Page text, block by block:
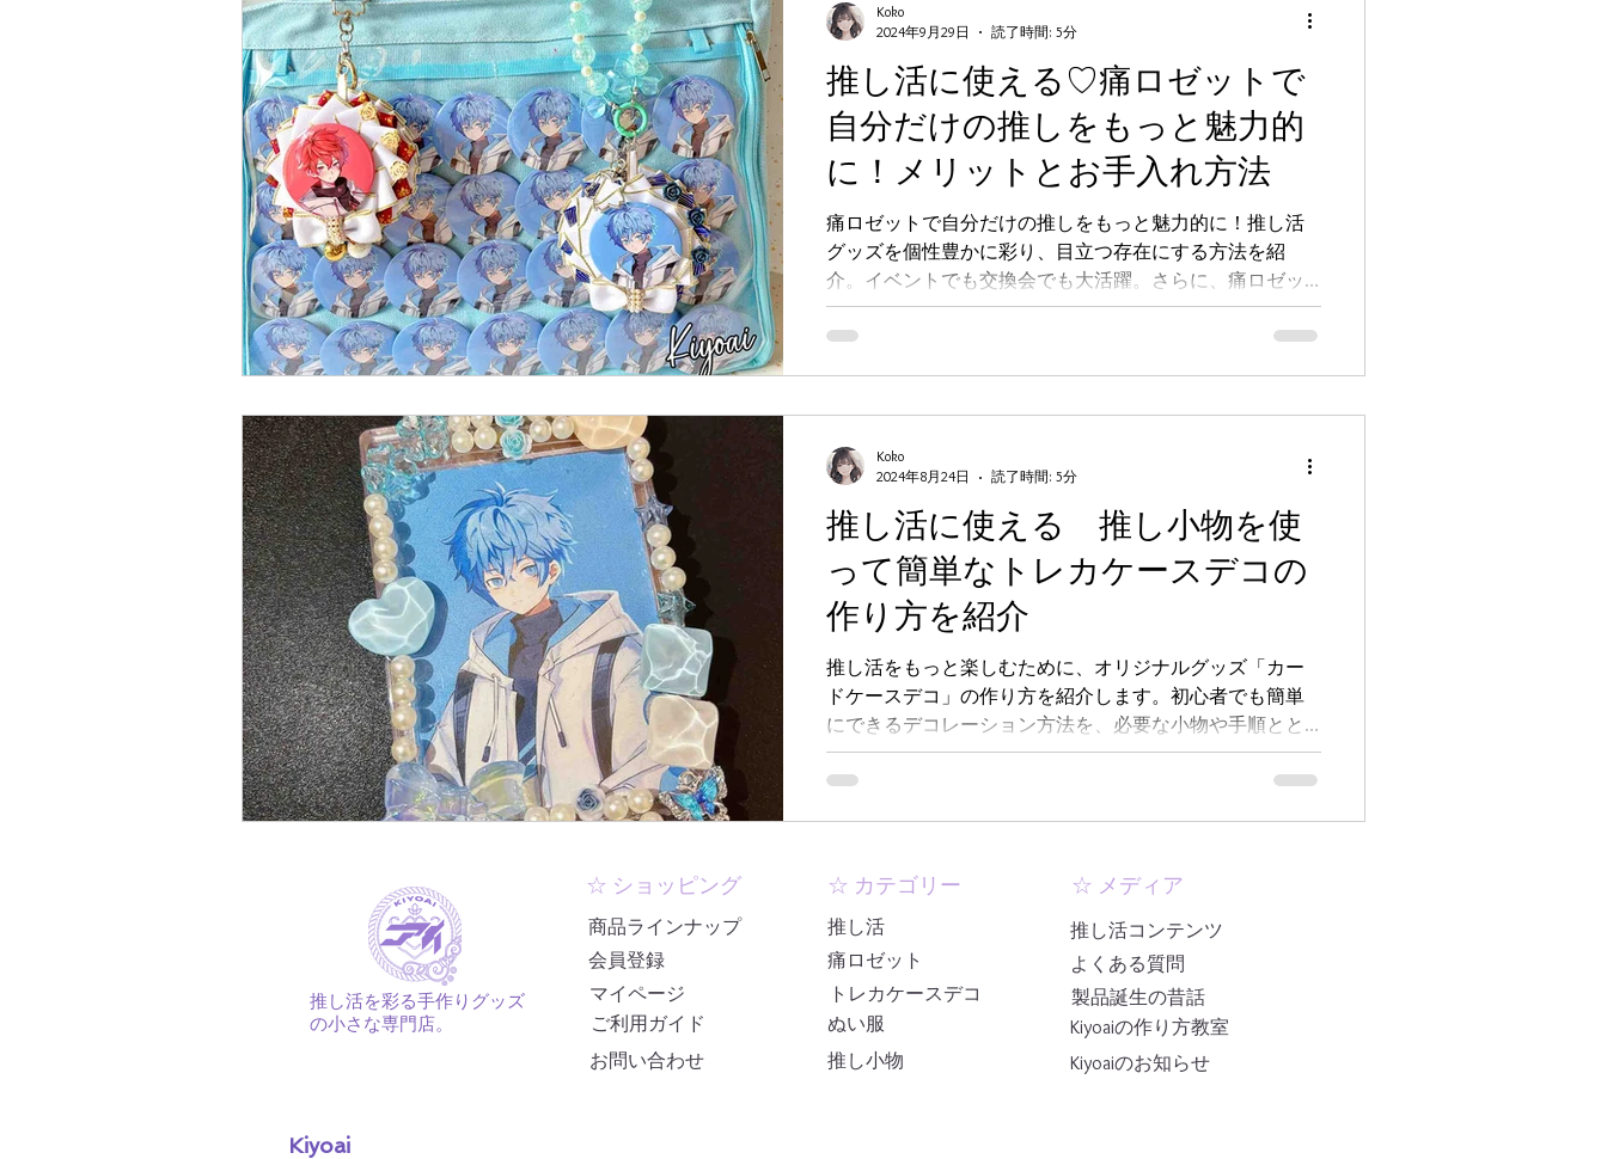
推し活に使える♡痛ロゼットで
自分だけの推しをもっと魅力的
に！メリットとお手入れ方法
痛ロゼットで自分だけの推しをもっと魅力的に！推し活
グッズを個性豊かに彩り、目立つ存在にする方法を紹
介。イベントでも交換会でも大活躍。さらに、痛ロゼッ
トの日常お手入れ方法も解説し、長く愛用できるポイン
トが満載です。
Koko
2024年9月29日
読了時間: 5分
推し活に使える 推し小物を使
って簡単なトレカケースデコの
作り方を紹介
推し活をもっと楽しむために、オリジナルグッズ「カー
ドケースデコ」の作り方を紹介します。初心者でも簡単
にできるデコレーション方法を、必要な小物や手順とと
もに詳しく解説。自分だけの特別なグッズを手作りし
て、推し活をさらに楽しみましょう。
Koko
2024年8月24日
読了時間: 5分
推し活を彩る手作りグッズ
の小さな専門店。
☆ ショッピング
商品ラインナップ
会員登録
マイページ
ご利用ガイド
お問い合わせ
☆ カテゴリー
推し活
痛ロゼット
トレカケースデコ
ぬい服
推し小物
☆ メディア
推し活コンテンツ
よくある質問
製品誕生の昔話
Kiyoaiの作り方教室
Kiyoaiのお知らせ
Kiyoai